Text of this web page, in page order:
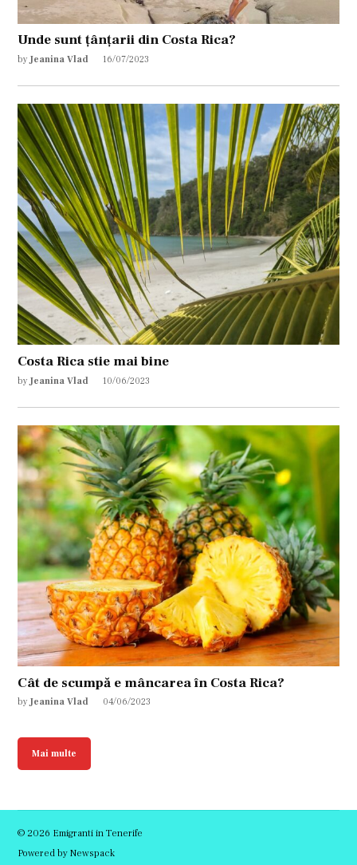
Unde sunt țânțarii din Costa Rica?
by Jeanina Vlad 16/07/2023
Costa Rica stie mai bine
by Jeanina Vlad 10/06/2023
Cât de scumpă e mâncarea în Costa Rica?
by Jeanina Vlad 04/06/2023
Mai multe
© 2026 Emigranti in Tenerife
Powered by Newspack